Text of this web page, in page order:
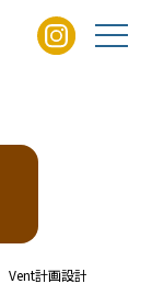
Vent計画設計室